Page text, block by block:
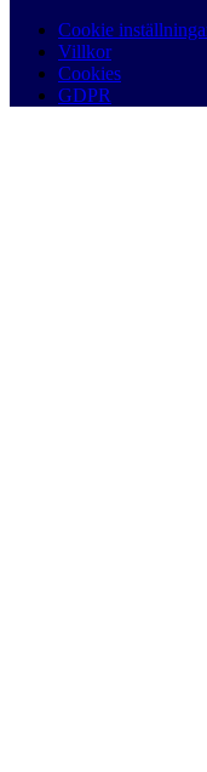
Cookie
Villkor
Cookies
GDPR